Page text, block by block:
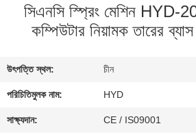
যোগাযোগ
করুন
সিএনসি স্প্রিং মেশিন HYD-
কম্পিউটার নিয়ামক তারের
উৎপত্তি স্থল: চীন
পরিচিতিমুলক নাম: HYD
সাক্ষ্যদান: CE / IS09001